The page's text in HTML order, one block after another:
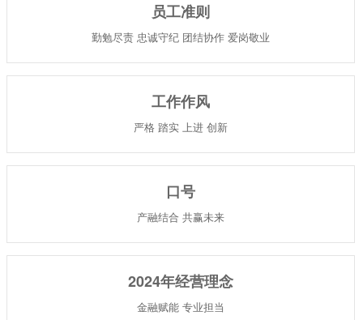
员工准则
勤勉尽责 忠诚守纪 团结协作 爱岗敬业
工作作风
严格 踏实 上进 创新
口号
产融结合 共赢未来
2024年经营理念
金融赋能 专业担当